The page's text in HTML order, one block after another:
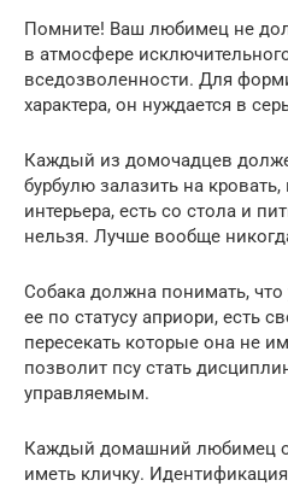
Помните! Ваш любимец не
в атмосфере
вседозволенности. Для
характера, он нуждается в
Каждый из домочадцев
бурбулю залазить на
интерьера, есть со стола и
нельзя. Лучше вообще
Собака должна понимать,
ее по статусу априори, есть
пересекать которые она не
позволит псу стать
управляемым.
Каждый домашний любимец
иметь кличку.